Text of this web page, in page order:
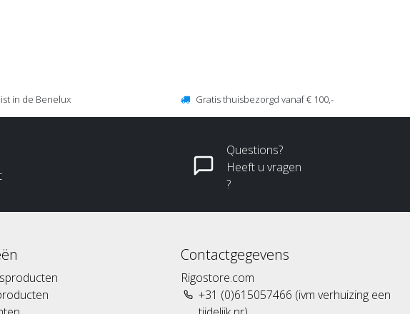
in de Benelux Gratis thuisbezorgd vanaf € 100,-
Questions?
Heeft u vragen
?
Contactgegevens
Rigostore.com
+31 (0)615057466 (ivm verhuizing een